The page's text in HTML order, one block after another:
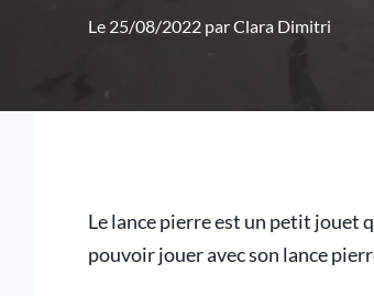
Le 25/08/2022 parClara Dimitri
Le lance pierre est un petit jouet
pouvoir jouer avec son lance